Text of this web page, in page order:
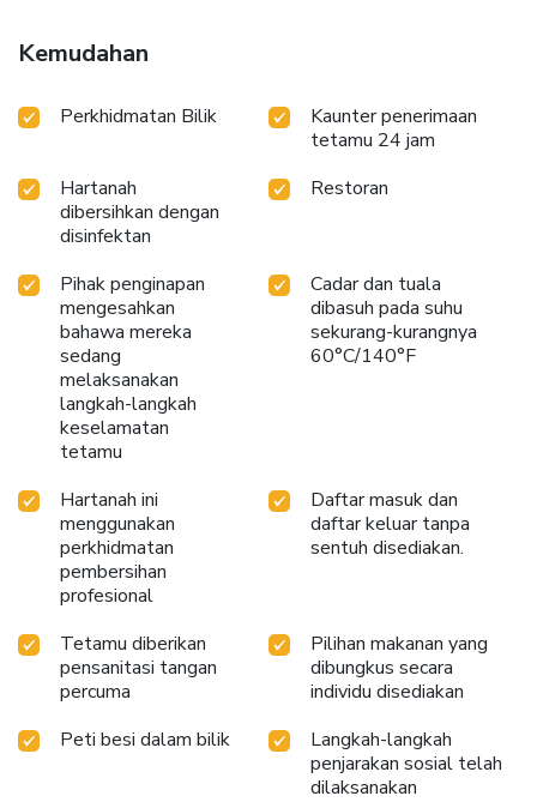
floor. Each room comes fully equipped and benefits from
natural daylight. Leonardo Hotel Newcastle can host up
also available.
Kemudahan
Perkhidmatan Bilik
Kaunter penerimaan
tetamu 24 jam
Hartanah
dibersihkan dengan
disinfektan
Restoran
Pihak penginapan
mengesahkan
bahawa mereka
sedang
melaksanakan
langkah-langkah
keselamatan
tetamu
Cadar dan tuala
dibasuh pada suhu
sekurang-kurangnya
60°C/140°F
Hartanah ini
menggunakan
perkhidmatan
pembersihan
profesional
Daftar masuk dan
daftar keluar tanpa
sentuh disediakan.
Tetamu diberikan
pensanitasi tangan
percuma
Pilihan makanan yang
dibungkus secara
individu disediakan
Peti besi dalam bilik
Langkah-langkah
penjarakan sosial telah
dilaksanakan